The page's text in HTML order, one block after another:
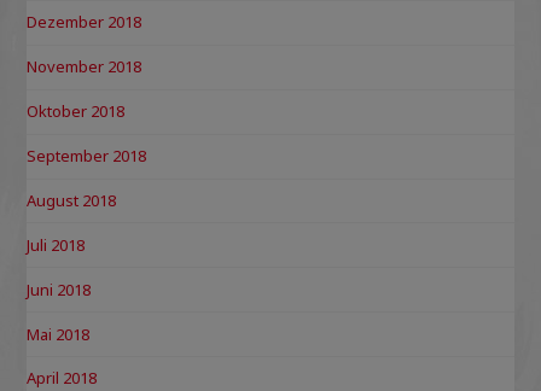
Dezember 2018
November 2018
Oktober 2018
September 2018
August 2018
Juli 2018
Juni 2018
Mai 2018
April 2018